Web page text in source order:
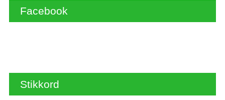
Facebook
Stikkord